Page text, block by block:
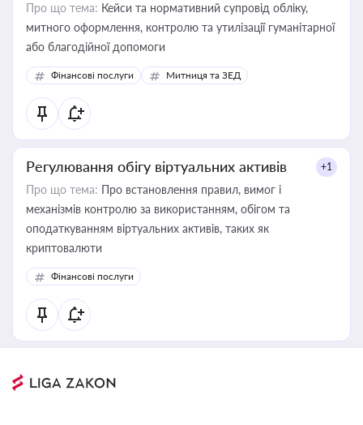
Про що тема: Кейси та нормативний супровід обліку,
митного оформлення, контролю та утилізації гуманітарної
або благодійної допомоги
Фінансові послуги Митниця та ЗЕД
Регулювання обігу віртуальних активів +1
Про що тема: Про встановлення правил, вимог і
механізмів контролю за використанням, обігом та
оподаткуванням віртуальних активів, таких як
криптовалюти
Фінансові послуги